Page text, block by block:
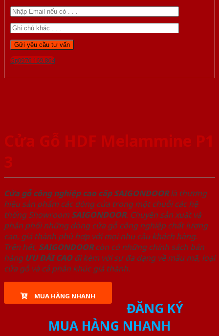
Gọi 0976.169.864
Cửa Gỗ HDF Melammine P1
3
Cửa gỗ công nghiệp cao cấp SAIGONDOORlà thương
hiệu sản phẩm các dòng cửa trong một chuỗi các hệ
thống Showroom SAIGONDOOR. Chuyên sản xuất và
phân phối những dòng cửa gỗ công nghiệp chất lượng
cao, giá thành phù hợp với mọi nhu cầu khách hàng.
Trên hết, SAIGONDOORcòn có những chính sách bán
hàng ƯU ĐÃI CAOđi kèm với sự đa dạng về mẫu mã, loại
cửa gỗ và cả phân khúc giá thành.
MUA HÀNG NHANH
ĐĂNG KÝ
MUA HÀNG NHANH